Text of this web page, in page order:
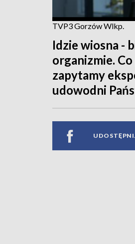
TVP3 Gorzów Wlkp.
Idzie wiosna -
organizmie.
zapytamy
udowodni